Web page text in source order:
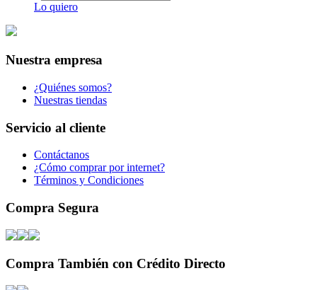
Lo quiero
Nuestra empresa
¿Quiénes somos?
Nuestras tiendas
Servicio al cliente
Contáctanos
¿Cómo comprar por internet?
Términos y Condiciones
Compra Segura
Compra También con Crédito Directo